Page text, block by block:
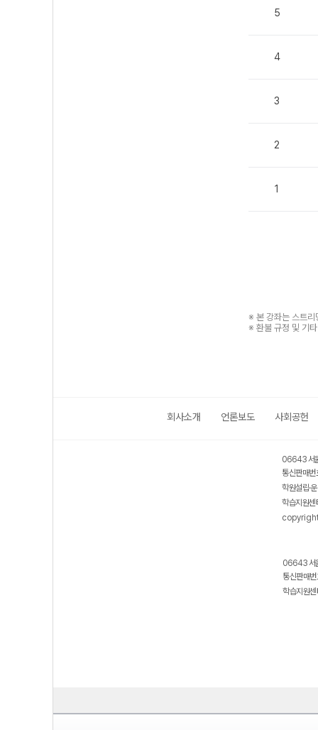
5
4
3
2
1
※ 본 강좌는 스트리
※ 환불 규정 및 기
회사소개 언론보도 사회공헌
06643 서
통신판매
학원설립·
학습지원
06643 서
통신판매
학습지원